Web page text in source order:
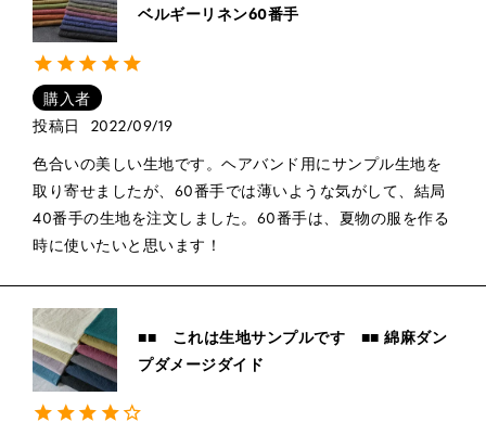
ベルギーリネン60番手
購入者
投稿日
2022/09/19
色合いの美しい生地です。ヘアバンド用にサンプル生地を
取り寄せましたが、60番手では薄いような気がして、結局
40番手の生地を注文しました。60番手は、夏物の服を作る
時に使いたいと思います！
■■ これは生地サンプルです ■■ 綿麻ダン
プダメージダイド